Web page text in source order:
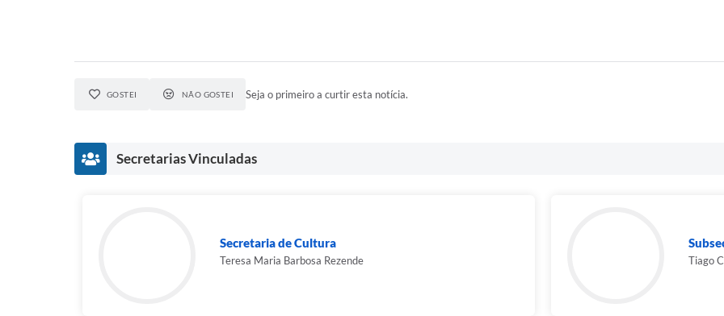
GOSTEI NÃO GOSTEI Seja o primeiro a curtir esta notícia.
Secretarias Vinculadas
Secretaria de Cultura
Teresa Maria Barbosa Rezende Tiago